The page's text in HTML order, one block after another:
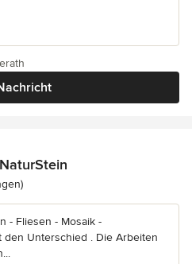
5 von 5 Sternen
- Fliesen - Mosaik -
den Unterschied . Die Arbeiten